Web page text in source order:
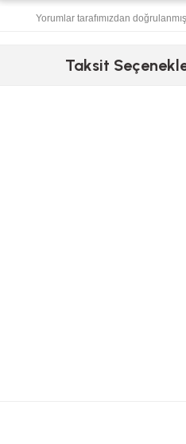
Yorumlar tarafımızdan
Taksit